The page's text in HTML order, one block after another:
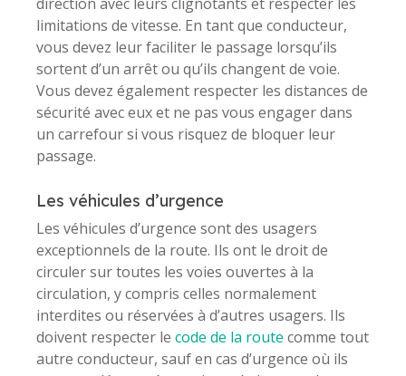
limitations de vitesse. En tant que conducteur,
vous devez leur faciliter le passage lorsqu’ils
sortent d’un arrêt ou qu’ils changent de voie.
Vous devez également respecter les distances de
sécurité avec eux et ne pas vous engager dans
un carrefour si vous risquez de bloquer leur
passage.
Les véhicules d’urgence
Les véhicules d’urgence sont des usagers
exceptionnels de la route. Ils ont le droit de
circuler sur toutes les voies ouvertes à la
circulation, y compris celles normalement
interdites ou réservées à d’autres usagers. Ils
doivent respecter lecode de la route comme tout
autre conducteur, sauf en cas d’urgence où ils